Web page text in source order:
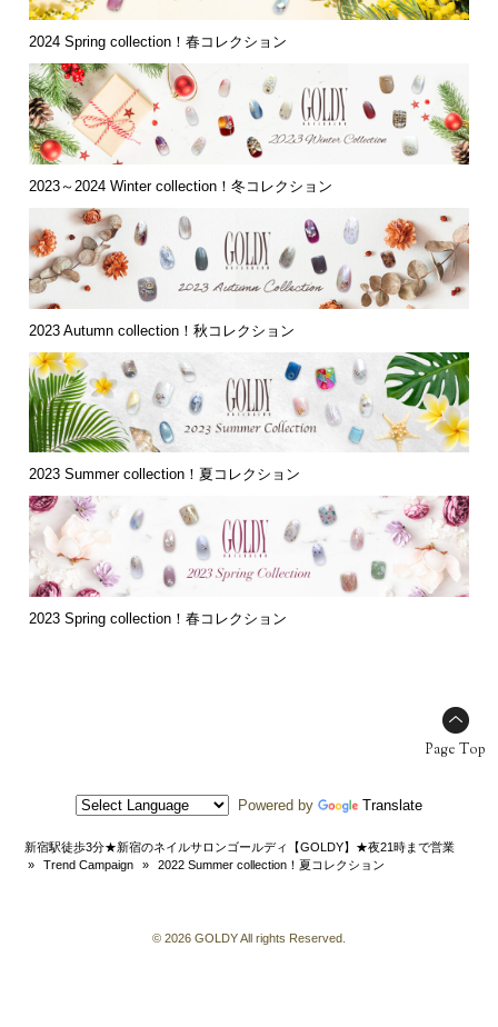
2024 Spring collection！春コレクション
2023～2024 Winter collection！冬コレクション
2023 Autumn collection！秋コレクション
2023 Summer collection！夏コレクション
2023 Spring collection！春コレクション
Page Top
Powered by Translate
新宿駅徒歩3分★新宿のネイルサロンゴールディ【GOLDY】★夜21時まで営業
»
Trend Campaign » 2022 Summer collection！夏コレクション
© 2026 GOLDY All rights Reserved.